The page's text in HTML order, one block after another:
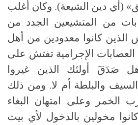
(أي دين الشيعة). وكان أغلب
من المتشيعين الجدد من
الذين كانوا معدودين من أهل
العصابات الإجرامية تفتش على
هل صَدَقَ أولئك الذين غيروا
والبلطة أم لا. ومن ذلك
الخمر وعلى امتهان البغاء
مخولين بالدخول لأي بيت